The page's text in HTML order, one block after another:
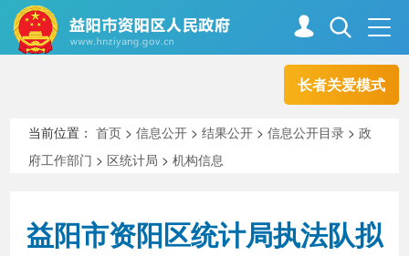
长者关爱模式
走进资阳
当前位置：首页 >信息公开 >结果公开 >信息公开目录 >政
府工作部门 > 区统计局 >机构信息
益阳市资阳区统计局执法队拟